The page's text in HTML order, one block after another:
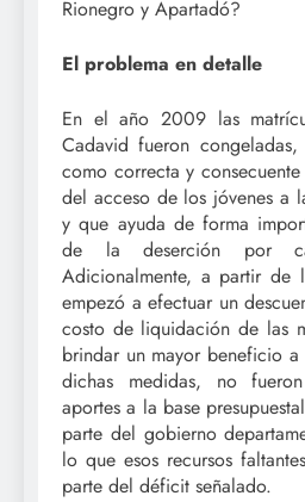
Rionegro y Apartadó?
El problema en detalle
En el año 2009 las
Cadavid fueron
como correcta y
del acceso de los jóvenes a
y que ayuda de forma
de la deserción por
Adicionalmente, a partir de
empezó a efectuar un
costo de liquidación de las
brindar un mayor beneficio
dichas medidas, no
aportes a la base
parte del gobierno
lo que esos recursos
parte del déficit señalado.